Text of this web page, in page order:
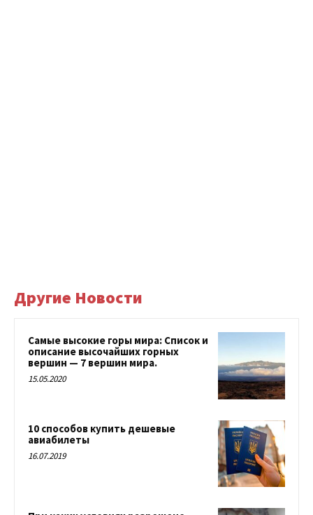
Другие Новости
Самые высокие горы мира: Список и
описание высочайших горных
вершин — 7 вершин мира.
15.05.2020
10 способов купить дешевые
авиабилеты
16.07.2019